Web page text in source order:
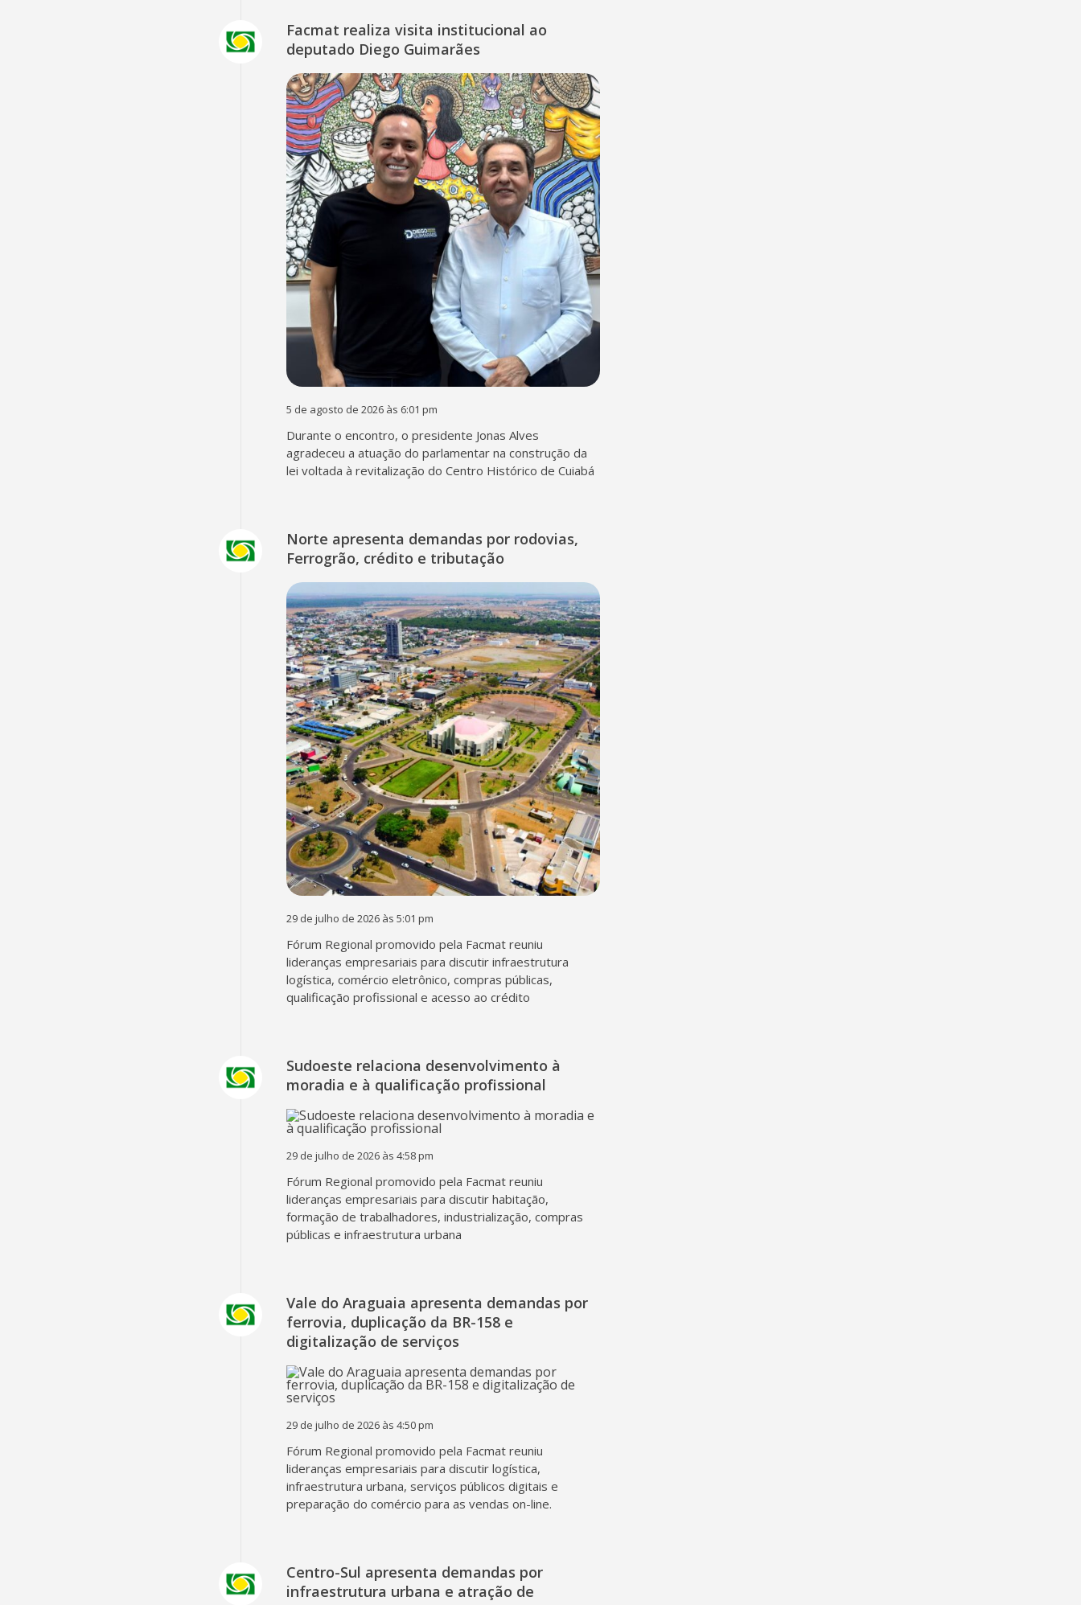
Facmat realiza visita institucional ao
deputado Diego Guimarães
5 de agosto de 2026 às 6:01 pm
Durante o encontro, o presidente Jonas Alves
agradeceu a atuação do parlamentar na construção da
lei voltada à revitalização do Centro Histórico de Cuiabá
Norte apresenta demandas por rodovias,
Ferrogrão, crédito e tributação
29 de julho de 2026 às 5:01 pm
Fórum Regional promovido pela Facmat reuniu
lideranças empresariais para discutir infraestrutura
logística, comércio eletrônico, compras públicas,
qualificação profissional e acesso ao crédito
Sudoeste relaciona desenvolvimento à
moradia e à qualificação profissional
29 de julho de 2026 às 4:58 pm
Fórum Regional promovido pela Facmat reuniu
lideranças empresariais para discutir habitação,
formação de trabalhadores, industrialização, compras
públicas e infraestrutura urbana
Vale do Araguaia apresenta demandas por
ferrovia, duplicação da BR-158 e
digitalização de serviços
29 de julho de 2026 às 4:50 pm
Fórum Regional promovido pela Facmat reuniu
lideranças empresariais para discutir logística,
infraestrutura urbana, serviços públicos digitais e
preparação do comércio para as vendas on-line.
Centro-Sul apresenta demandas por
infraestrutura urbana e atração de